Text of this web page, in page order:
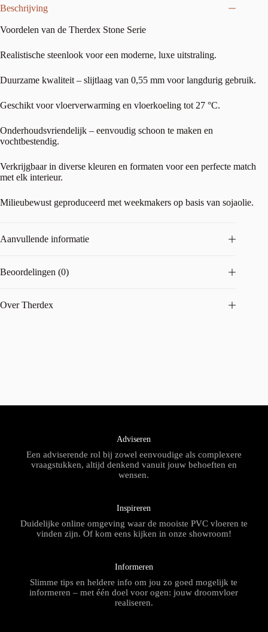
Beschrijving
Voordelen van de Therdex Stone Serie
Realistische steenlook voor een moderne, luxe uitstraling.
Duurzame kwaliteit – slijtlaag van 0,55 mm voor langdurig gebruik.
Geschikt voor vloerverwarming en vloerkoeling tot 27 °C.
Onderhoudsvriendelijk – eenvoudig schoon te maken en
vochtbestendig.
Verkrijgbaar in diverse kleuren en formaten voor een perfecte match
met elk interieur.
Milieubewust geproduceerd met weekmakers op basis van sojaolie.
Aanvullende informatie
Beoordelingen (0)
Over Therdex
Adviseren
Een adviserende rol bij zowel eenvoudige als complexere
vraagstukken, altijd denkend vanuit jouw behoeften en
wensen.
Inspireren
Duidelijke online omgeving waar de mooiste PVC vloeren te
vinden zijn. Of kom eens kijken in onze showroom!
Informeren
Slimme tips en heldere info om jou zo goed mogelijk te
informeren – met één doel voor ogen: jouw droomvloer
realiseren.